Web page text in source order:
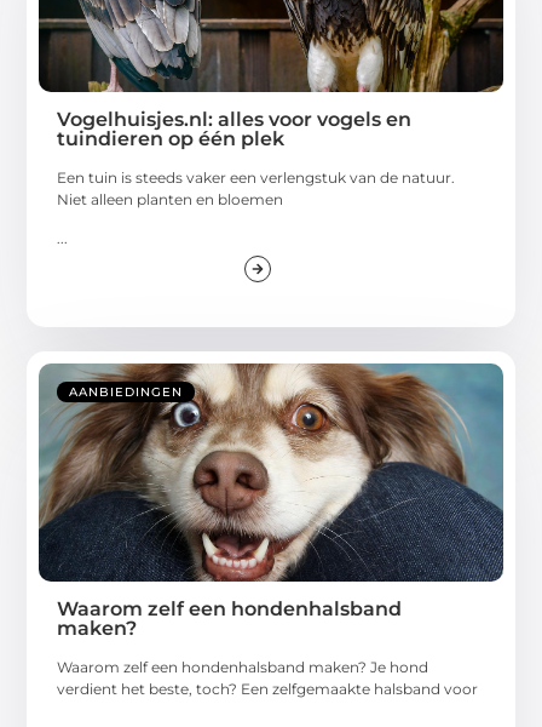
Vogelhuisjes.nl: alles voor vogels en
tuindieren op één plek
Een tuin is steeds vaker een verlengstuk van de natuur.
Niet alleen planten en bloemen
...
AANBIEDINGEN
Waarom zelf een hondenhalsband
maken?
Waarom zelf een hondenhalsband maken? Je hond
verdient het beste, toch? Een zelfgemaakte halsband voor